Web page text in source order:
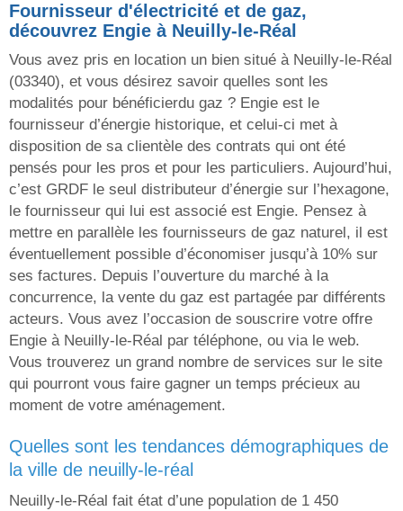
Fournisseur d'électricité et de gaz,
découvrez Engie à Neuilly-le-Réal
Vous avez pris en location un bien situé à Neuilly-le-Réal
(03340), et vous désirez savoir quelles sont les
modalités pour bénéficierdu gaz ? Engie est le
fournisseur d’énergie historique, et celui-ci met à
disposition de sa clientèle des contrats qui ont été
pensés pour les pros et pour les particuliers. Aujourd’hui,
c’est GRDF le seul distributeur d’énergie sur l’hexagone,
le fournisseur qui lui est associé est Engie. Pensez à
mettre en parallèle les fournisseurs de gaz naturel, il est
éventuellement possible d’économiser jusqu’à 10% sur
ses factures. Depuis l’ouverture du marché à la
concurrence, la vente du gaz est partagée par différents
acteurs. Vous avez l’occasion de souscrire votre offre
Engie à Neuilly-le-Réal par téléphone, ou via le web.
Vous trouverez un grand nombre de services sur le site
qui pourront vous faire gagner un temps précieux au
moment de votre aménagement.
quelles sont les tendances démographiques de
la ville de neuilly-le-réal
Neuilly-le-Réal fait état d’une population de 1 450